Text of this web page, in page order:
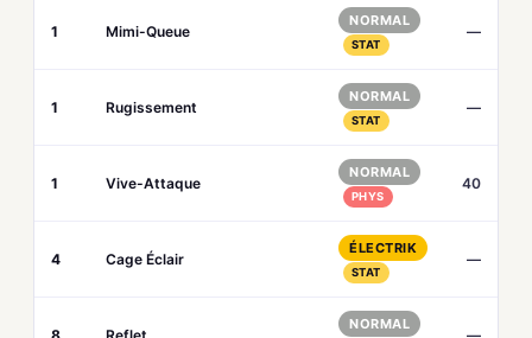
1 Mimi-Queue
NORMAL
STAT
—
1 Rugissement
NORMAL
STAT
—
1 Vive-Attaque
NORMAL
PHYS
40
4 Cage Éclair
ÉLECTRIK
STAT
—
8 Reflet
NORMAL
—